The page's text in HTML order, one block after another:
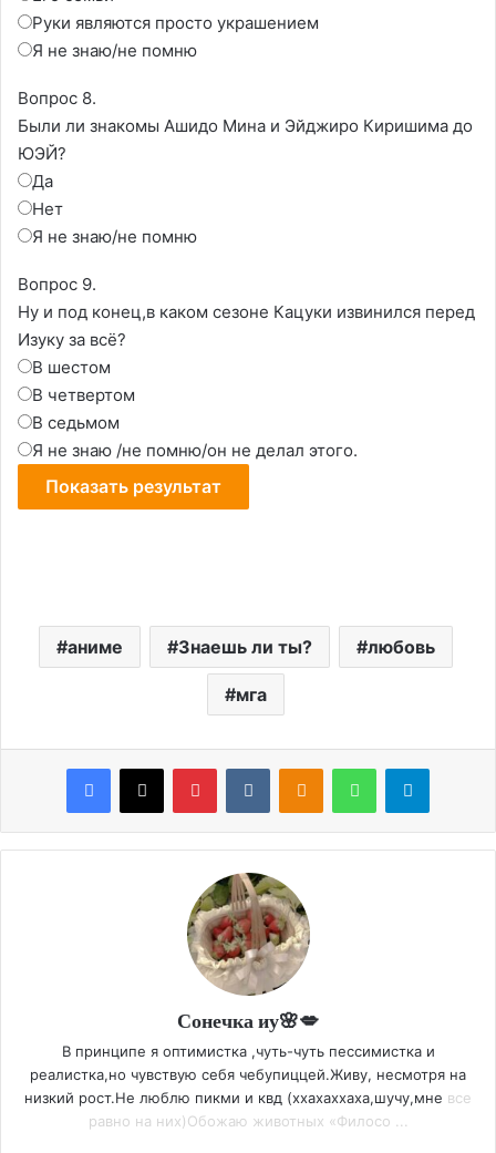
Руки являются просто украшением
Я не знаю/не помню
Вопрос 8.
Были ли знакомы Ашидо Мина и Эйджиро Киришима до
ЮЭЙ?
Да
Нет
Я не знаю/не помню
Вопрос 9.
Ну и под конец,в каком сезоне Кацуки извинился перед
Изуку за всё?
В шестом
В четвертом
В седьмом
Я не знаю /не помню/он не делал этого.
аниме Знаешь ли ты? любовь
мга
Сонечка иу🌸💋
В принципе я оптимистка ,чуть-чуть пессимистка и
реалистка,но чувствую себя чебупиццей.Живу, несмотря на
низкий рост.Не люблю пикми и квд (ххахаххаха,шучу,мне все
равно на них)Обожаю животных «Филосо ...